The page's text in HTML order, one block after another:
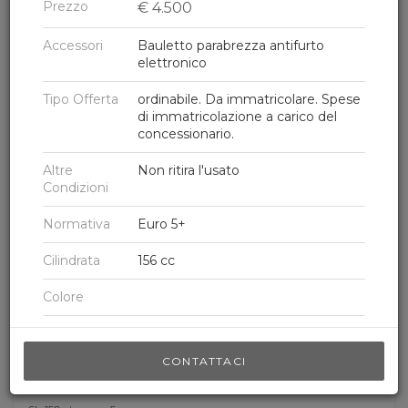
Ordina per DATA DECRESCENTE
SH 150i (2020 - 23)
Prezzo € 4.500
Accessori
Bauletto parabrezza antifurto
elettronico
Tipo Offerta
ordinabile. Da immatricolare. Spese
di immatricolazione a carico del
concessionario.
Altre
Condizioni
Non ritira l'usato
Normativa Euro 5+
Cilindrata 156 cc
Colore
Depotenziata No
CONTATTACI